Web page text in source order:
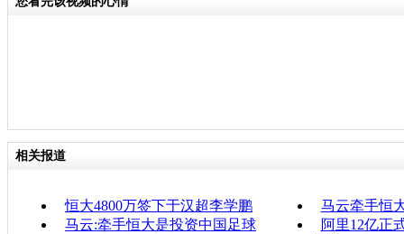
相关报道
恒大4800万签下于汉超李学鹏
马云牵手恒
马云:牵手恒大是投资中国足球
阿里12亿正